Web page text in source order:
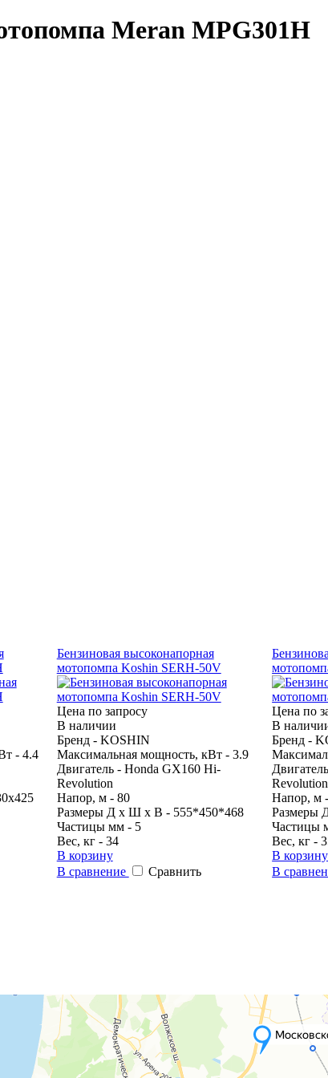
Meran MPG301H
- 4.4
Бензиновая высоконапорная
мотопомпа Koshin SERH-50V
Цена по запросу
В наличии
Бренд - KOSHIN
Максимальная мощность, кВт - 3.9
Двигатель - Honda GX160 Hi-
Revolution
Напор, м - 80
Размеры Д х Ш х В - 555*450*468
Частицы мм - 5
Вес, кг - 34
В корзину
В сравнение
Сравнить
Цена по
В
Бренд -
Revolution
Напор, м
Размеры
Частицы
Вес, кг -
В корзину
В